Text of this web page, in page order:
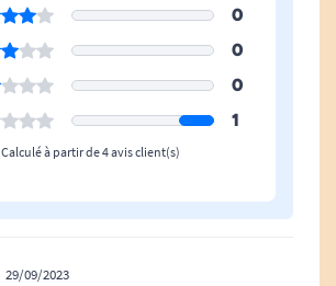
0
0
0
1
Calculé à partir de 4 avis client(s)
29/09/2023